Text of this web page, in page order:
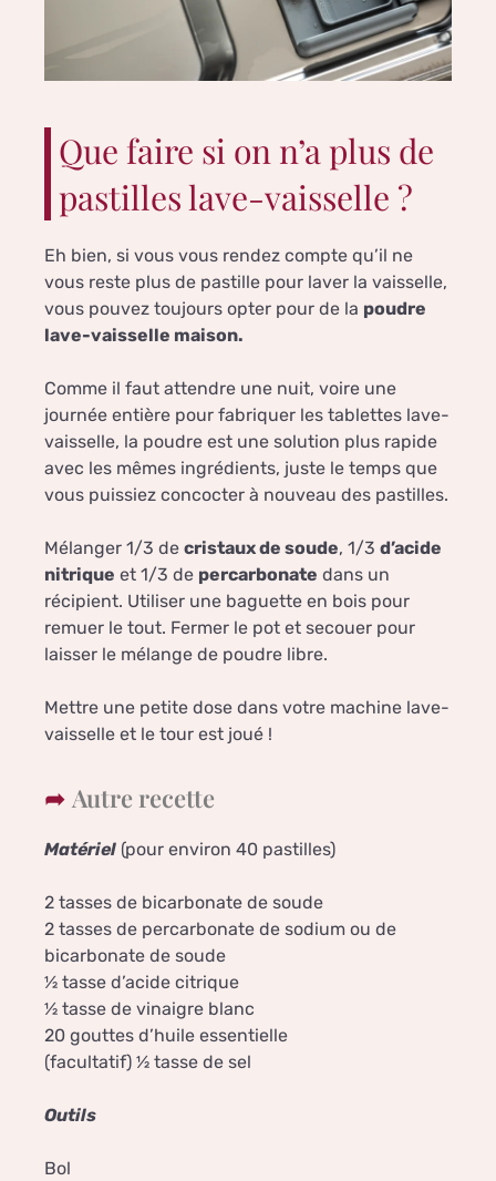
Que faire si on n’a plus de
pastilles lave-vaisselle ?
Eh bien, si vous vous rendez compte qu’il ne
vous reste plus de pastille pour laver la vaisselle,
vous pouvez toujours opter pour de la poudre
lave-vaisselle maison.
Comme il faut attendre une nuit, voire une
journée entière pour fabriquer les tablettes lave-
vaisselle, la poudre est une solution plus rapide
avec les mêmes ingrédients, juste le temps que
vous puissiez concocter à nouveau des pastilles.
Mélanger 1/3 de cristaux de soude, 1/3 d’acide
nitrique et 1/3 de percarbonate dans un
récipient. Utiliser une baguette en bois pour
remuer le tout. Fermer le pot et secouer pour
laisser le mélange de poudre libre.
Mettre une petite dose dans votre machine lave-
vaisselle et le tour est joué !
Autre recette
Matériel (pour environ 40 pastilles)
2 tasses de bicarbonate de soude
2 tasses de percarbonate de sodium ou de
bicarbonate de soude
½ tasse d’acide citrique
½ tasse de vinaigre blanc
20 gouttes d’huile essentielle
(facultatif) ½ tasse de sel
Outils
Bol